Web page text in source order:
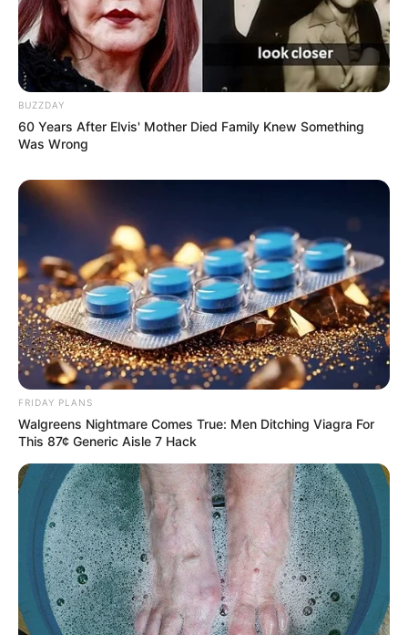
BUZZDAY
60 Years After Elvis' Mother Died Family Knew Something
Was Wrong
FRIDAY PLANS
Walgreens Nightmare Comes True: Men Ditching Viagra For
This 87¢ Generic Aisle 7 Hack